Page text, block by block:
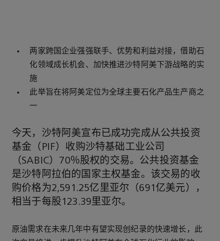
两家跨国企业强强联手、优势和利益对接，借助石
化领域成长机会、加快推进沙特阿美下游战略的实
施
此举旨在将阿美定位为全球主要石化产品生产商之
一
今天，沙特阿美宣布已成功完成从公共投资
基金（PIF）收购沙特基础工业公司
（SABIC）70％股权的交易。公共投资基金
是沙特阿拉伯的国家主权基金。该交易的收
购价格为2,591.25亿里亚尔（691亿美元），
相当于每股123.39里亚尔。
原油需求在未来几年中有望实现创纪录的快速增长，此